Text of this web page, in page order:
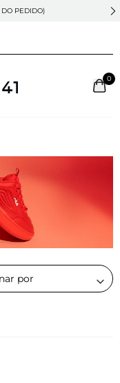
PEDIDO)
0